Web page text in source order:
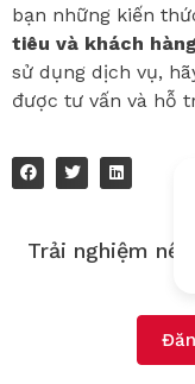
bạn những kiến
tiêu và khách
sử dụng dịch vụ,
được tư vấn và hỗ
Trải nghiệm